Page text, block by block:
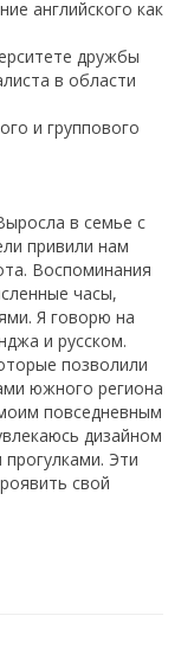
английского как
дружбы
в области
и группового
в семье с
привили нам
Воспоминания
часы,
Я говорю на
и русском.
позволили
южного региона
повседневным
дизайном
Эти
свой